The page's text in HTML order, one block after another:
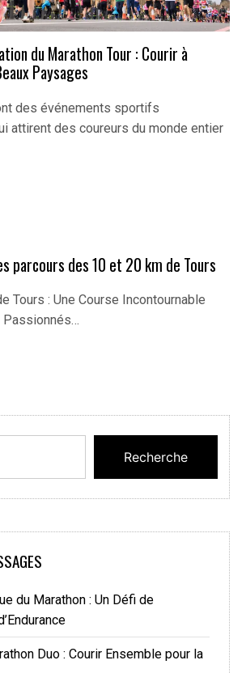
du Marathon Tour : Courir à
Paysages
des événements sportifs
attirent des coureurs du monde entier
parcours des 10 et 20 km de Tours
Tours : Une Course Incontournable
Passionnés…
Recherche
du Marathon : Un Défi de
Duo : Courir Ensemble pour la